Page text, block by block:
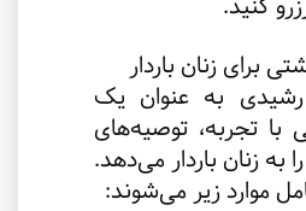
برای زنان باردار
رشیدی به عنوان یک
تجربه، توصیه‌های
به زنان باردار می‌دهد.
موارد زیر می‌شوند: